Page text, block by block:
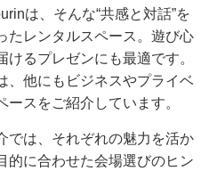
は、そんな“共感と対話”を
たレンタルスペース。遊び心
るプレゼンにも最適です。
、他にもビジネスやプライベ
スをご紹介しています。
では、それぞれの魅力を活か
的に合わせた会場選びのヒン